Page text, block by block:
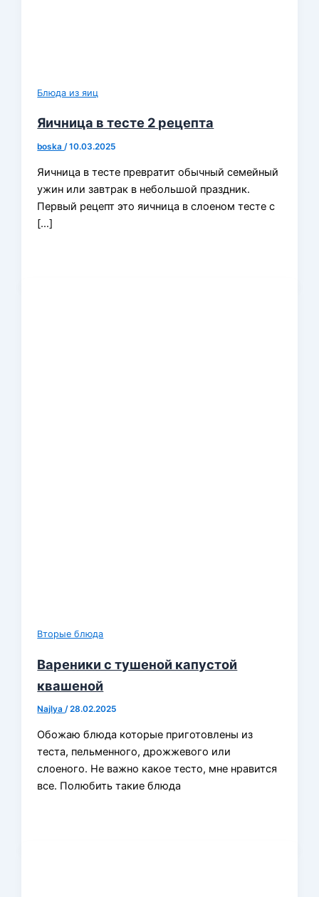
Блюда из яиц
Яичница в тесте 2 рецепта
boska/10.03.2025
Яичница в тесте превратит обычный семейный
ужин или завтрак в небольшой праздник.
Первый рецепт это яичница в слоеном тесте с
[…]
Вторые блюда
Вареники с тушеной капустой
квашеной
Najlya/28.02.2025
Обожаю блюда которые приготовлены из
теста, пельменного, дрожжевого или
слоеного. Не важно какое тесто, мне нравится
все. Полюбить такие блюда